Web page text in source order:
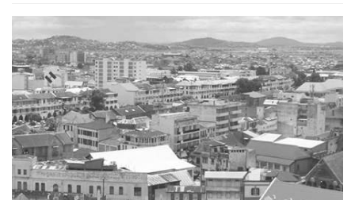
Publications et rapports
Documents
Les adhérents
Annuaire
Offres d’emploi
Forum
Actualités
Nous contacter